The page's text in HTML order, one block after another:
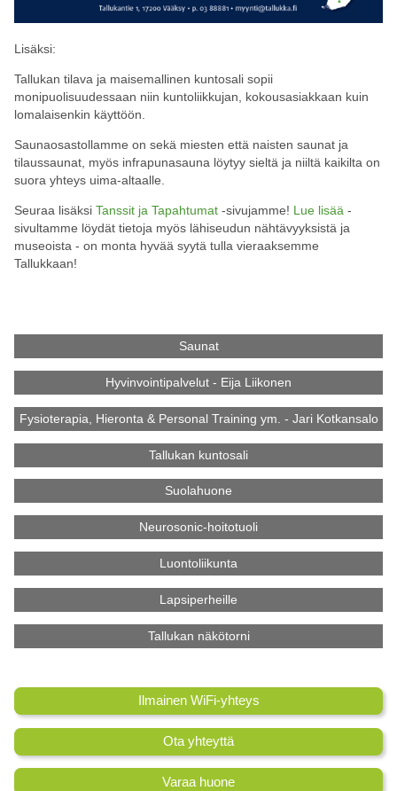
Lisäksi:
Tallukan tilava ja maisemallinen kuntosali sopii
monipuolisuudessaan niin kuntoliikkujan, kokousasiakkaan kuin
lomalaisenkin käyttöön.
Saunaosastollamme on sekä miesten että naisten saunat ja
tilaussaunat, myös infrapunasauna löytyy sieltä ja niiltä kaikilta on
suora yhteys uima-altaalle.
Seuraa lisäksi Tanssit ja Tapahtumat-sivujamme! Lue lisää -
sivultamme löydät tietoja myös lähiseudun nähtävyyksistä ja
museoista - on monta hyvää syytä tulla vieraaksemme
Tallukkaan!
Saunat
Hyvinvointipalvelut - Eija Liikonen
Fysioterapia, Hieronta & Personal Training ym. - Jari Kotkansalo
Tallukan kuntosali
Suolahuone
Neurosonic-hoitotuoli
Luontoliikunta
Lapsiperheille
Tallukan näkötorni
Ilmainen WiFi-yhteys
Ota yhteyttä
Varaa huone